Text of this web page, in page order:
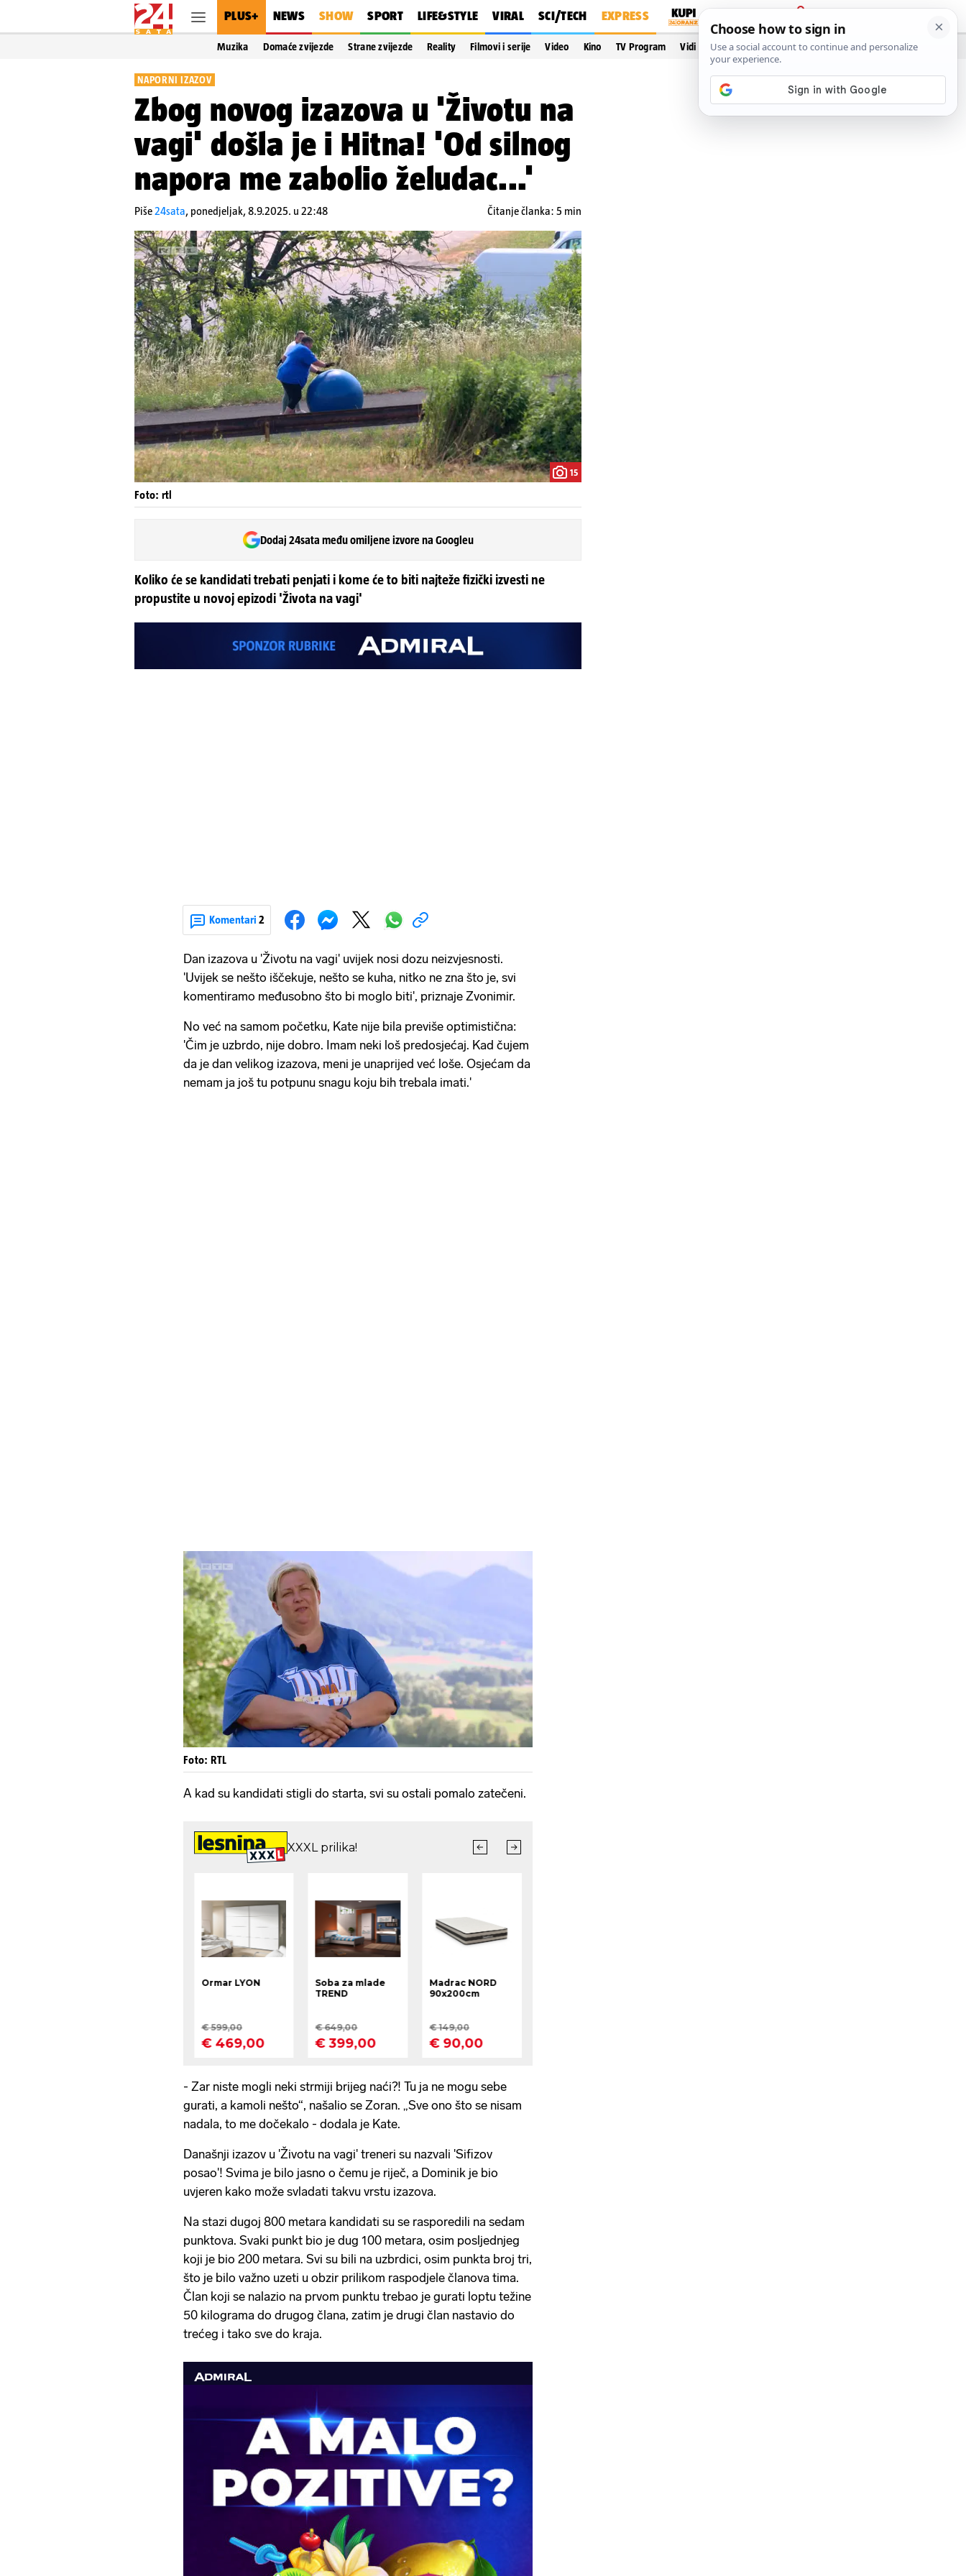
PLUS+ NEWS SHOW SPORT LIFE&STYLE VIRAL SCI/TECH EXPRESS
PRIJAVA
Muzika Domaće zvijezde Strane zvijezde Reality Filmovi i serije Video Kino TV Program Vidi još…
NAPORNI IZAZOV
Zbog novog izazova u 'Životu na
vagi' došla je i Hitna! 'Od silnog
napora me zabolio želudac...'
Piše24sata, ponedjeljak, 8.9.2025. u 22:48 Čitanje članka: 5 min
15
Foto: rtl
Dodaj 24sata među omiljene izvore na Googleu
Koliko će se kandidati trebati penjati i kome će to biti najteže fizički izvesti ne
propustite u novoj epizodi 'Života na vagi'
Komentari 2
Dan izazova u 'Životu na vagi' uvijek nosi dozu neizvjesnosti.
'Uvijek se nešto iščekuje, nešto se kuha, nitko ne zna što je, svi
komentiramo međusobno što bi moglo biti', priznaje Zvonimir.
No već na samom početku, Kate nije bila previše optimistična:
'Čim je uzbrdo, nije dobro. Imam neki loš predosjećaj. Kad čujem
da je dan velikog izazova, meni je unaprijed već loše. Osjećam da
nemam ja još tu potpunu snagu koju bih trebala imati.'
Foto: RTL
A kad su kandidati stigli do starta, svi su ostali pomalo zatečeni.
- Zar niste mogli neki strmiji brijeg naći?! Tu ja ne mogu sebe
gurati, a kamoli nešto“, našalio se Zoran. „Sve ono što se nisam
nadala, to me dočekalo - dodala je Kate.
Današnji izazov u 'Životu na vagi' treneri su nazvali 'Sifizov
posao'! Svima je bilo jasno o čemu je riječ, a Dominik je bio
uvjeren kako može svladati takvu vrstu izazova.
Na stazi dugoj 800 metara kandidati su se rasporedili na sedam
punktova. Svaki punkt bio je dug 100 metara, osim posljednjeg
koji je bio 200 metara. Svi su bili na uzbrdici, osim punkta broj tri,
što je bilo važno uzeti u obzir prilikom raspodjele članova tima.
Član koji se nalazio na prvom punktu trebao je gurati loptu težine
50 kilograma do drugog člana, zatim je drugi član nastavio do
trećeg i tako sve do kraja.